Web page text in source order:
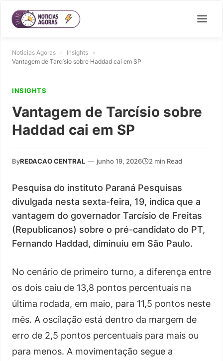
Noticias Agoras » Insights »
Vantagem de Tarcísio sobre Haddad cai em SP
INSIGHTS
Vantagem de Tarcísio sobre
Haddad cai em SP
ByREDACAO CENTRAL — junho 19, 2026 2 min Read
Pesquisa do instituto Paraná Pesquisas
divulgada nesta sexta-feira, 19, indica que a
vantagem do governador Tarcísio de Freitas
(Republicanos) sobre o pré-candidato do PT,
Fernando Haddad, diminuiu em São Paulo.
No cenário de primeiro turno, a diferença entre
os dois caiu de 13,8 pontos percentuais na
última rodada, em maio, para 11,5 pontos neste
mês. A oscilação está dentro da margem de
erro de 2,5 pontos percentuais para mais ou
para menos. A movimentação segue a